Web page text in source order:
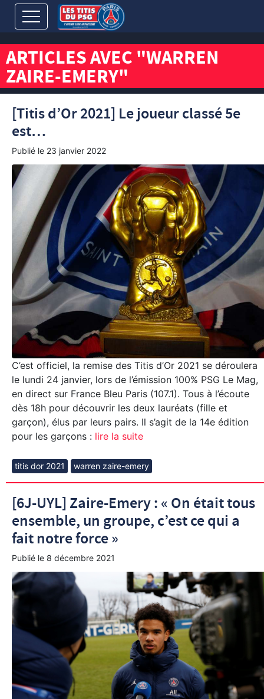
ARTICLES AVEC "WARREN
ZAIRE-EMERY"
[Titis d’Or 2021] Le joueur classé 5e
est…
Publié le 23 janvier 2022
C’est officiel, la remise des Titis d’Or 2021 se déroulera
le lundi 24 janvier, lors de l’émission 100% PSG Le Mag,
en direct sur France Bleu Paris (107.1). Tous à l’écoute
dès 18h pour découvrir les deux lauréats (fille et
garçon), élus par leurs pairs. Il s’agit de la 14e édition
pour les garçons : lire la suite
titis dor 2021 warren zaire-emery
[6J-UYL] Zaire-Emery : « On était tous
ensemble, un groupe, c’est ce qui a
fait notre force »
Publié le 8 décembre 2021